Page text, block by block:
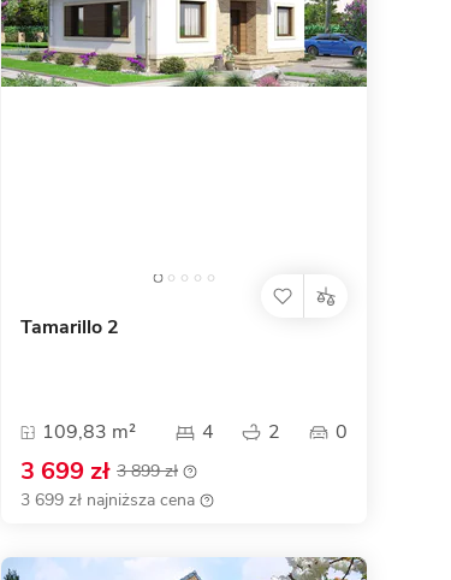
Dom pasywny- co to znaczy
Tamarillo 2
109,83 m² 4 2 0
3 699 zł 3 899 zł
3 699 zł najniższa cena